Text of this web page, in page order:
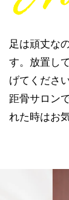
足は頑丈な
す。放置し
げてください
距骨サロン
れた時はお